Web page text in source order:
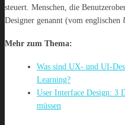
steuert. Menschen, die
Designer genannt (vom englischen
Mehr zum Thema:
Was sind UX- und UI-
Learning?
User Interface Design: 3
müssen